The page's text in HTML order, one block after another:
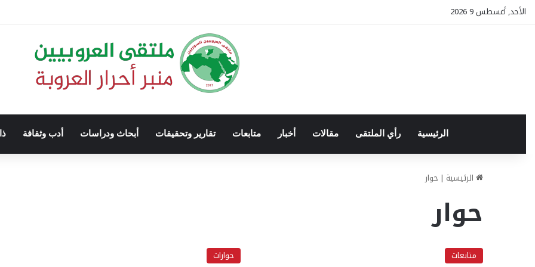
الأحد, أغسطس 9 2026
الرئيسية رأي الملتقى مقالات أخبار متابعات تقارير وتحقيقات أبحاث ودراسات أدب وثقافة
الرئيسية | حوار
حوار
متابعات حوارات